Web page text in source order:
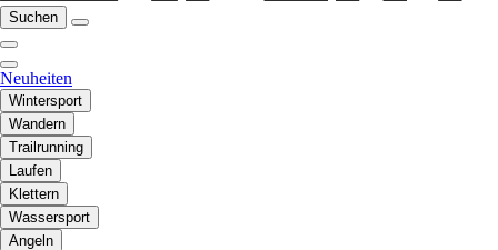
Suchen
Neuheiten
Wintersport
Wandern
Trailrunning
Laufen
Klettern
Wassersport
Angeln